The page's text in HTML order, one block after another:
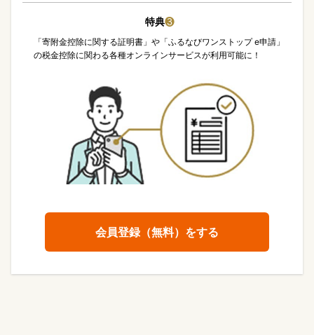
特典❸
「寄附金控除に関する証明書」や「ふるなびワンストップ e申請」
の税金控除に関わる各種オンラインサービスが利用可能に！
会員登録（無料）をする